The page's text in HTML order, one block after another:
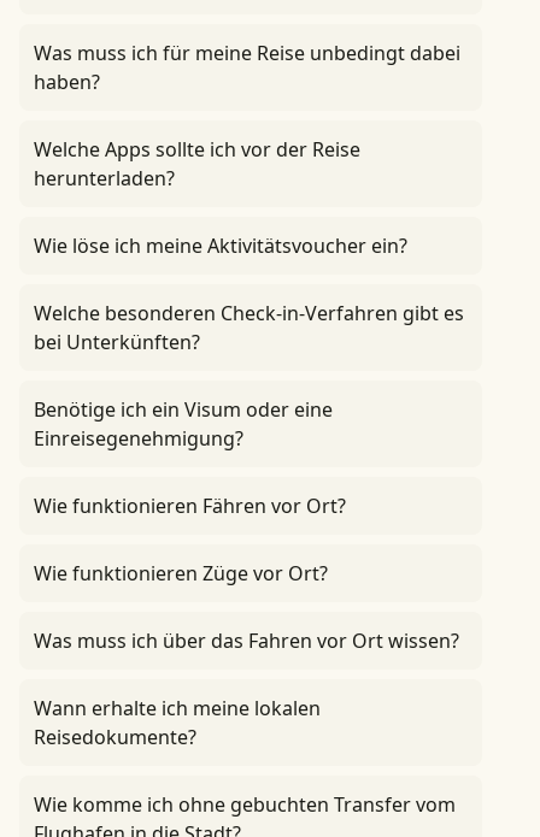
Was muss ich für meine Reise unbedingt dabei
haben?
Welche Apps sollte ich vor der Reise
herunterladen?
Wie löse ich meine Aktivitätsvoucher ein?
Welche besonderen Check-in-Verfahren gibt es
bei Unterkünften?
Benötige ich ein Visum oder eine
Einreisegenehmigung?
Wie funktionieren Fähren vor Ort?
Wie funktionieren Züge vor Ort?
Was muss ich über das Fahren vor Ort wissen?
Wann erhalte ich meine lokalen
Reisedokumente?
Wie komme ich ohne gebuchten Transfer vom